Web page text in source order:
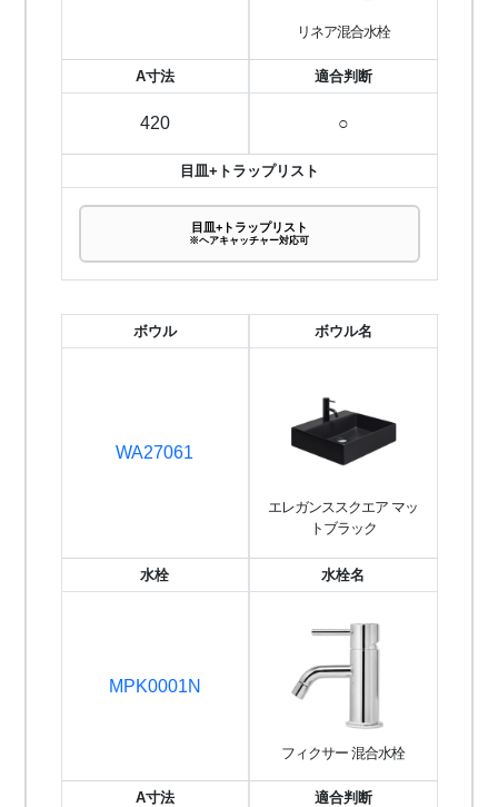
リネア混合水栓
A寸法
420
適合判断
○
目皿+トラップリスト
目皿+トラップリスト
※ヘアキャッチャー対応可
ボウル
WA27061
ボウル名
エレガンススクエア マッ
トブラック
水栓
MPK0001N
水栓名
フィクサー 混合水栓
A寸法 適合判断